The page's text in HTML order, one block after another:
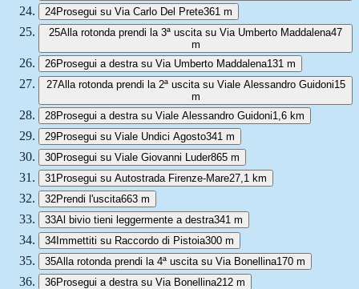
24Prosegui su Via Carlo Del Prete361 m
25Alla rotonda prendi la 3ª uscita su Via Umberto Maddalena47
m
26Prosegui a destra su Via Umberto Maddalena131 m
27Alla rotonda prendi la 2ª uscita su Viale Alessandro Guidoni15
m
28Prosegui a destra su Viale Alessandro Guidoni1,6 km
29Prosegui su Viale Undici Agosto341 m
30Prosegui su Viale Giovanni Luder865 m
31 Prosegui su Autostrada Firenze-Mare27,1 km
32Prendi l'uscita663 m
33Al bivio tieni leggermente a destra341 m
34Immettiti su Raccordo di Pistoia300 m
35Alla rotonda prendi la 4ª uscita su Via Bonellina170 m
36Prosegui a destra su Via Bonellina212 m